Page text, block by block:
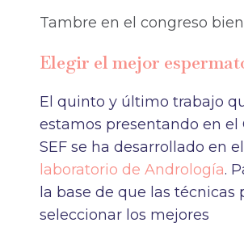
Tambre en el congreso
Elegir el mejor
El quinto y último trabajo
estamos presentando en el
SEF se ha desarrollado en el
laboratorio de Andrología.
la base de que las técnicas
seleccionar los mejores